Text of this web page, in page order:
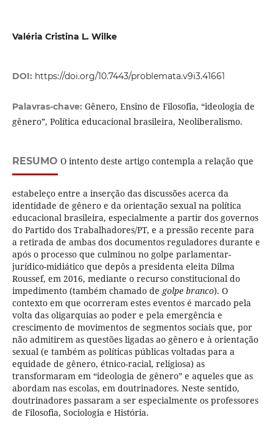
Valéria Cristina L. Wilke
DOI: https://doi.org/10.7443/problemata.v9i3.41661
Palavras-chave: Gênero, Ensino de Filosofia, “ideologia de
gênero”, Política educacional brasileira, Neoliberalismo.
RESUMO O intento deste artigo contempla a relação que
estabeleço entre a inserção das discussões acerca da
identidade de gênero e da orientação sexual na política
educacional brasileira, especialmente a partir dos governos
do Partido dos Trabalhadores/PT, e a pressão recente para
a retirada de ambas dos documentos reguladores durante e
após o processo que culminou no golpe parlamentar-
jurídico-midiático que depôs a presidenta eleita Dilma
Roussef, em 2016, mediante o recurso constitucional do
impedimento (também chamado de golpe branco). O
contexto em que ocorreram estes eventos é marcado pela
volta das oligarquias ao poder e pela emergência e
crescimento de movimentos de segmentos sociais que, por
não admitirem as questões ligadas ao gênero e à orientação
sexual (e também as políticas públicas voltadas para a
equidade de gênero, étnico-racial, religiosa) as
transformaram em “ideologia de gênero” e aqueles que as
abordam nas escolas, em doutrinadores. Neste sentido,
doutrinadores passaram a ser especialmente os professores
de Filosofia, Sociologia e História.